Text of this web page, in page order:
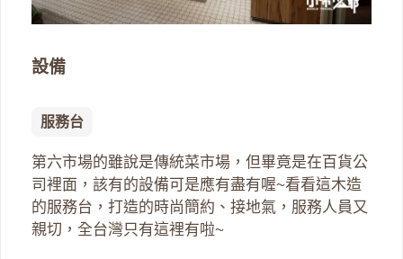
設備
服務台
第六市場的雖說是傳統菜市場，但畢竟是在百貨公
司裡面，該有的設備可是應有盡有喔~看看這木造
的服務台，打造的時尚簡約、接地氣，服務人員又
親切，全台灣只有這裡有啦~